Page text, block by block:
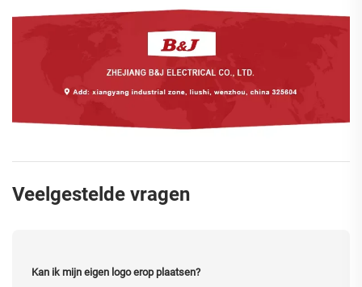
Veelgestelde vragen
Kan ik mijn eigen logo erop plaatsen?